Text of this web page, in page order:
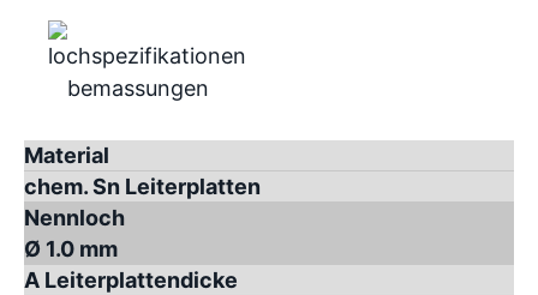
Material
chem. Sn Leiterplatten
Nennloch
Ø 1.0 mm
A Leiterplattendicke